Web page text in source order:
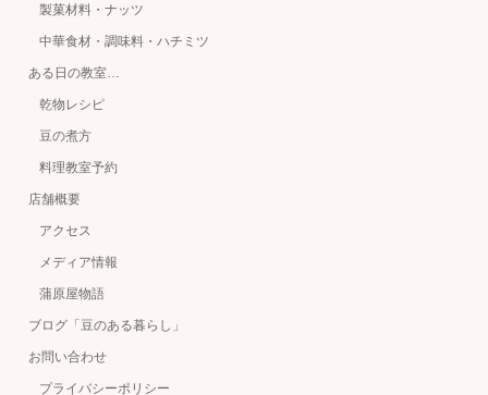
製菓材料・ナッツ
中華食材・調味料・ハチミツ
ある日の教室…
乾物レシピ
豆の煮方
料理教室予約
店舗概要
アクセス
メディア情報
蒲原屋物語
ブログ「豆のある暮らし」
お問い合わせ
プライバシーポリシー